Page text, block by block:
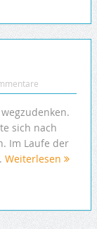
sich nach
Im Laufe der
Weiterlesen